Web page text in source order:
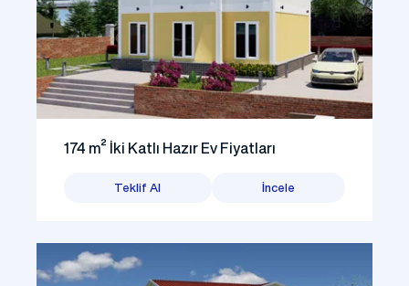
174 m² İki Katlı Hazır Ev Fiyatları
Teklif Al İncele